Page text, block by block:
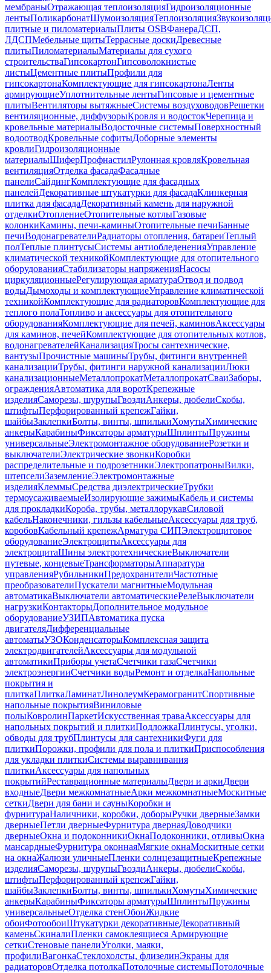
мембраныОтражающая теплоизоляцияГидроизоляционные
лентыПоликарбонатШумоизоляцияТеплоизоляция
плитные и пиломатериалыПлиты OSBФанераДСП,
ЛДСПМебельные щитыТеррасные доскиДревесные
плитыПиломатериалыМатериалы для сухого
строительстваГипсокартонГипсоволокнистые
листыЦементные плитыПрофили для
гипсокартонаКомплектующие для гипсокартонаЛенты
армирующиеУплотнительные лентыГипсовые и цементные
плитыВентиляторы вытяжныеСистемы воздуховодовРешетки
вентиляционные, диффузорыКровля и водостокЧерепица и
кровельные материалыВодосточные системыПоверхностный
водоотводКровельные софитыДоборные элементы
кровлиГидроизоляционные
материалыШиферПрофнастилРулонная кровляКровельная
вентиляцияОтделка фасадаФасадные
панелиСайдингКомплектующие для фасадных
панелейДекоративные штукатурки для фасадаКлинкерная
плитка для фасадаДекоративный камень для наружной
отделкиОтоплениеОтопительные котлыГазовые
колонкиКамины, печи-каминыОтопительные печиБанные
печиВодонагревателиРадиаторы отопления, батареиТеплый
полТеплые плинтусыСистемы антиобледененияУправление
климатической техникойКомплектующие для отопительного
оборудованияСтабилизаторы напряженияНасосы
циркуляционныеРегулирующая арматураОтвод и подвод
водыДымоходы и комплектующиеУправление климатической
техникойКомплектующие для радиаторовКомплектующие для
теплого полаТопливо и аксессуары для отопительного
оборудованияКомплектующие для печей, каминовАксессуары
для каминов, печейКомплектующие для отопительных котлов,
водонагревателейКанализацияТросы сантехнические,
вантузыПрочистные машиныТрубы, фитинги внутренней
канализацииТрубы, фитинги наружной канализацииЛюки
канализационныеМеталлопрокатМеталлопрокатСваиЗаборы,
огражденияАвтоматика для воротКрепежные
изделияСаморезы, шурупыГвоздиАнкеры, дюбелиСкобы,
штифтыПерфорированный крепежГайки,
шайбыЗаклепкиБолты, винты, шпилькиХомутыХимические
анкерыКарабиныФиксаторы арматурыШплинтыПружины
универсальныеЭлектромонтажное оборудованиеРозетки и
выключателиЭлектрические звонкиКоробки
распределительные и подрозетникиЭлектропатроныВилки,
штепселиЗаземлениеЭлектромонтажные
изделияКлеммыСредства диэлектрическиеТрубки
термоусаживаемыеИзолирующие зажимыКабель и системы
для прокладкиКороба, трубы, металлорукавСиловой
кабельНаконечники, гильзы кабельныеАксессуары для труб,
коробовКабельный крепежАрматура СИПЭлектрощитовое
оборудованиеЭлектрощитыАксессуары для
электрощитаШины электротехническиеВыключатели
путевые, концевыеТрансформаторыАппаратура
управленияРубильникиПредохранителиЧастотные
преобразователиПускатели магнитныеМодульная
автоматикаВыключатели автоматическиеРелеВыключатели
нагрузкиКонтакторыДополнительное модульное
оборудованиеУЗИПАвтоматика пуска
двигателяДифференциальные
автоматыУЗОКонденсаторыКомплексная защита
электродвигателейАксессуары для модульной
автоматикиПриборы учетаСчетчики газаСчетчики
электроэнергииСчетчики водыРемонт и отделкаНапольные
покрытия и
плиткаПлиткаЛаминатЛинолеумКерамогранитСпортивные
напольные покрытияВиниловые
полыКовролинПаркетИскусственная траваАксессуары для
напольных покрытий и плиткиПодложкаПлинтусы, уголки,
обводы для трубПлинтусы для сантехникиФуги для
плиткиПорожки, профили для пола и плиткиПриспособления
для укладки плиткиСистемы выравнивания
плиткиАксессуары для напольных
покрытийРеставрационные материалыДвери и аркиДвери
входныеДвери межкомнатныеАрки межкомнатныеМоскитные
сеткиДвери для бани и сауныКоробки и
фурнитураНаличники, коробки, доборыРучки дверныеЗамки
дверныеПетли дверныеФурнитура двернаяДоводчики
дверныеОкна и подоконникиОкнаПодоконники, отливыОкна
мансардныеФурнитура оконнаяМягкие окнаМоскитные сетки
на окнаЖалюзи уличныеПленки солнцезащитныеКрепежные
изделияСаморезы, шурупыГвоздиАнкеры, дюбелиСкобы,
штифтыПерфорированный крепежГайки,
шайбыЗаклепкиБолты, винты, шпилькиХомутыХимические
анкерыКарабиныФиксаторы арматурыШплинтыПружины
универсальныеОтделка стенОбоиЖидкие
обоиФотообоиШтукатурки декоративныеДекоративный
каменьСкиналиПленки самоклеящиеся Армирующие
сеткиСтеновые панелиУголки, маяки,
профилиВагонкаСтеклохолсты, флизелинЭкраны для
радиаторовОтделка потолкаПотолочные системыПотолочные